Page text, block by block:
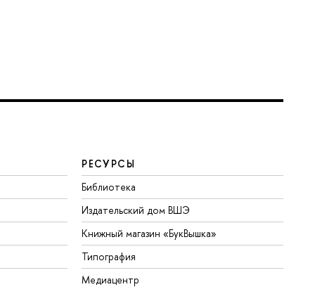
РЕСУРСЫ
Библиотека
Издательский дом ВШЭ
Книжный магазин «БукВышка»
Типография
Медиацентр